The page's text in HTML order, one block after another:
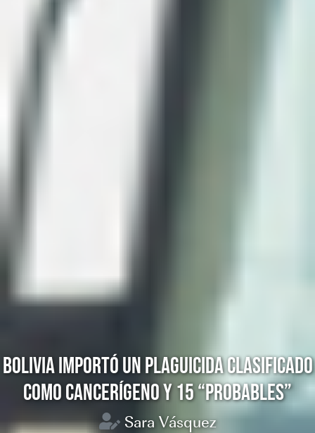
BOLIVIA IMPORTÓ UN PLAGUICIDA CLASIFICADO
COMO CANCERÍGENO Y 15 “PROBABLES”
Sara Vásquez